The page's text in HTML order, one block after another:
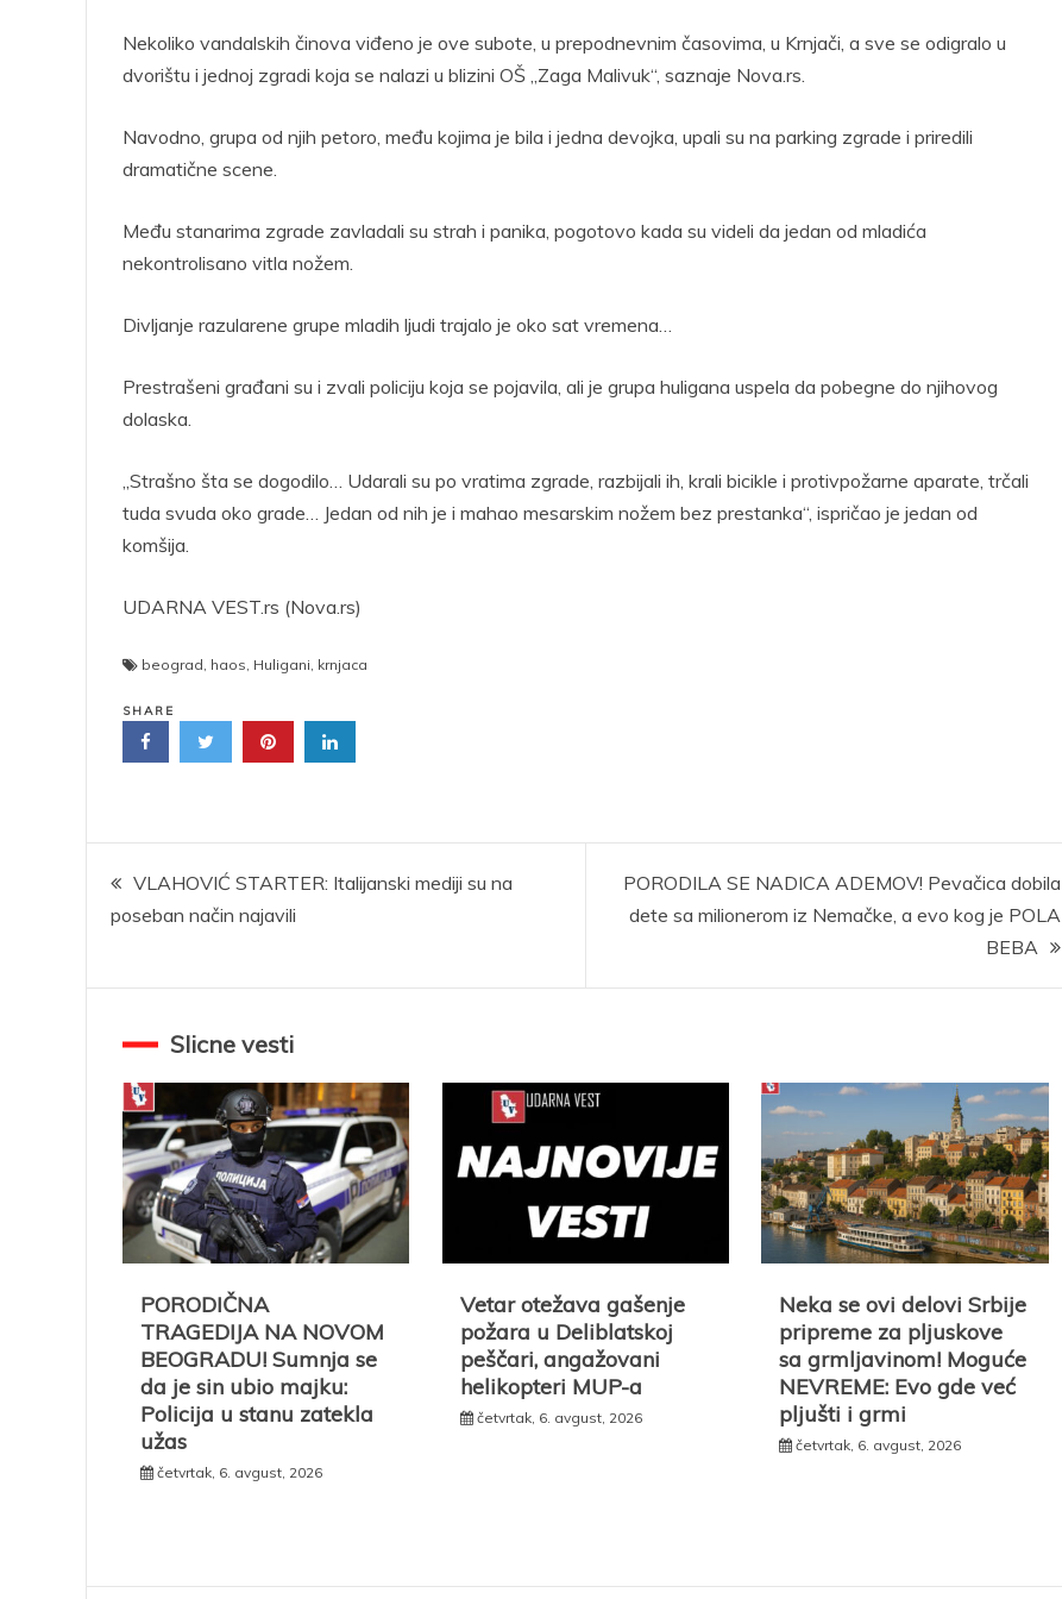
Nekoliko vandalskih činova viđeno je ove subote, u prepodnevnim časovima, u Krnjači, a sve se odigralo u
dvorištu i jednoj zgradi koja se nalazi u blizini OŠ „Zaga Malivuk“, saznaje Nova.rs.
Navodno, grupa od njih petoro, među kojima je bila i jedna devojka, upali su na parking zgrade i priredili
dramatične scene.
Među stanarima zgrade zavladali su strah i panika, pogotovo kada su videli da jedan od mladića
nekontrolisano vitla nožem.
Divljanje razularene grupe mladih ljudi trajalo je oko sat vremena…
Prestrašeni građani su i zvali policiju koja se pojavila, ali je grupa huligana uspela da pobegne do njihovog
dolaska.
„Strašno šta se dogodilo… Udarali su po vratima zgrade, razbijali ih, krali bicikle i protivpožarne aparate, trčali
tuda svuda oko grade… Jedan od nih je i mahao mesarskim nožem bez prestanka“, ispričao je jedan od
komšija.
UDARNA VEST.rs (Nova.rs)
beograd, haos, Huligani, krnjaca
SHARE
Kretanje
članka
VLAHOVIĆ STARTER: Italijanski mediji su na
poseban način najavili
PORODILA SE NADICA ADEMOV! Pevačica dobila
dete sa milionerom iz Nemačke, a evo kog je POLA
BEBA
Slicne vesti
PORODIČNA
TRAGEDIJA NA NOVOM
BEOGRADU! Sumnja se
da je sin ubio majku:
Policija u stanu zatekla
užas
četvrtak, 6. avgust, 2026
Vetar otežava gašenje
požara u Deliblatskoj
peščari, angažovani
helikopteri MUP-a
četvrtak, 6. avgust, 2026
Neka se ovi delovi Srbije
pripreme za pljuskove
sa grmljavinom! Moguće
NEVREME: Evo gde već
pljušti i grmi
četvrtak, 6. avgust, 2026